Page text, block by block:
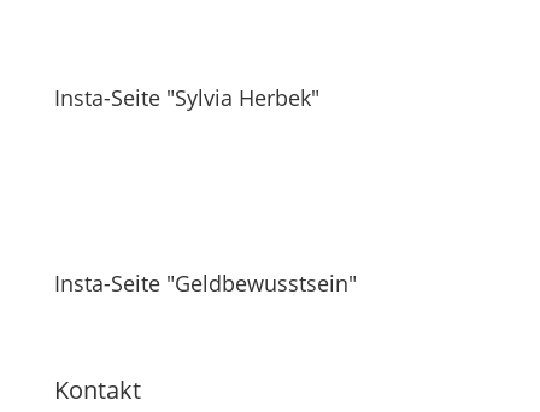
Insta-Seite "Sylvia Herbek"
Insta-Seite "Geldbewusstsein"
Kontakt